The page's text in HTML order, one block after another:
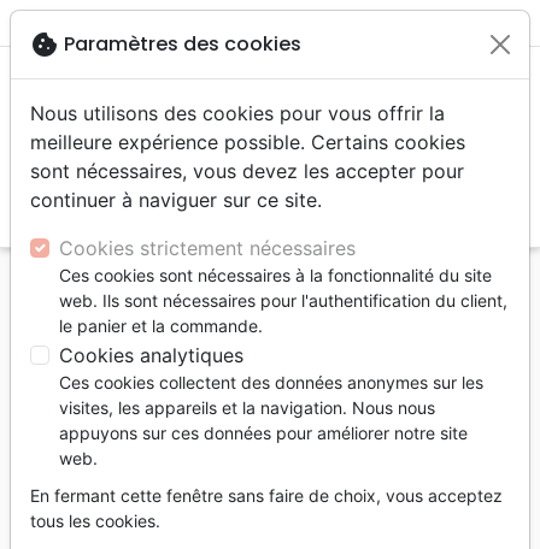
menu
Accueil Livres
Evangelisation
Découverte de la foi
Paradis, l'enquête (Le) - Un journaliste enquête sur
les preuves de la vie après la mort
Le paradis, l'enquête
Un journaliste enquête sur les preuves de
la vie après la mort
Lee Strobel
cookie Paramètres des cookies
Nous utilisons des cookies pour vous offrir la
meilleure expérience possible. Certains cookies
sont nécessaires, vous devez les accepter pour
continuer à naviguer sur ce site.
Cookies strictement nécessaires
Ces cookies sont nécessaires à la fonctionnalité du site
web. Ils sont nécessaires pour l'authentification du client,
le panier et la commande.
Cookies analytiques
Ces cookies collectent des données anonymes sur les
visites, les appareils et la navigation. Nous nous
appuyons sur ces données pour améliorer notre site
web.
En fermant cette fenêtre sans faire de choix, vous acceptez
tous les cookies.